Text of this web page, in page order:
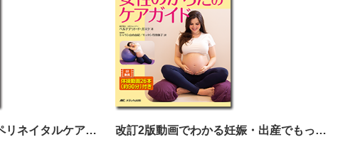
PERINATALCARE（ペリネイタルケア）2025年1月号 改訂2版動画でわかる妊娠・出産でもっと輝く女性のからだのケアガイド